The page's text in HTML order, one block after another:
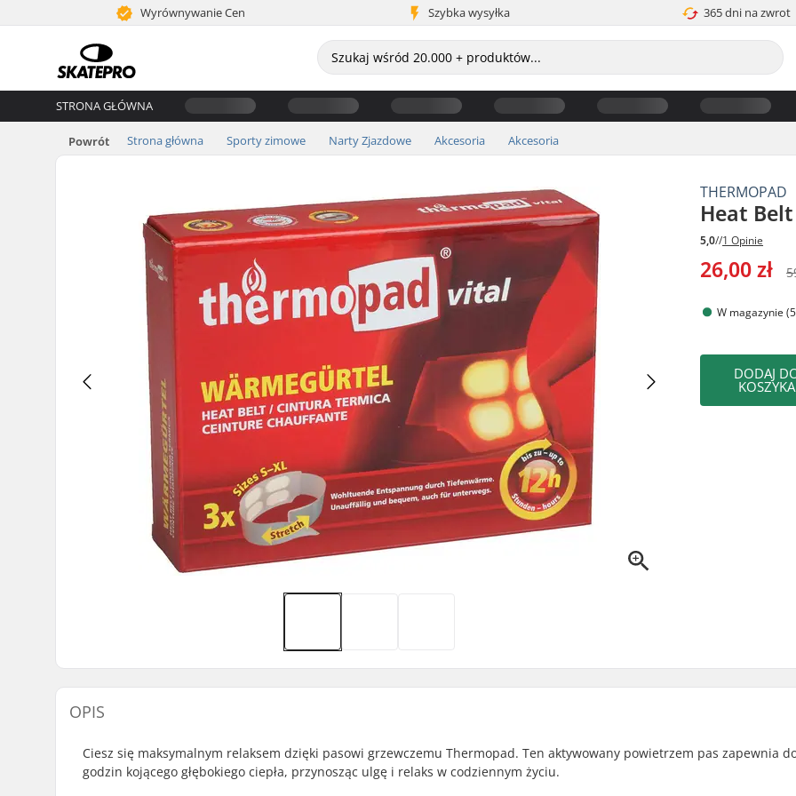
Wyrównywanie Cen Szybka wysyłka 365 dni na zwrot
STRONA GŁÓWNA
Powrót Strona główna Sporty zimowe Narty Zjazdowe Akcesoria Akcesoria
THERMOPAD
Heat
5,0//1 Opinie
26,00 zł
W magazynie
DODAJ
KOSZYKA
OPIS
Ciesz się maksymalnym relaksem dzięki pasowi grzewczemu Thermopad. Ten aktywowany powietrzem pas zapewnia
godzin kojącego głębokiego ciepła, przynosząc ulgę i relaks w codziennym życiu.